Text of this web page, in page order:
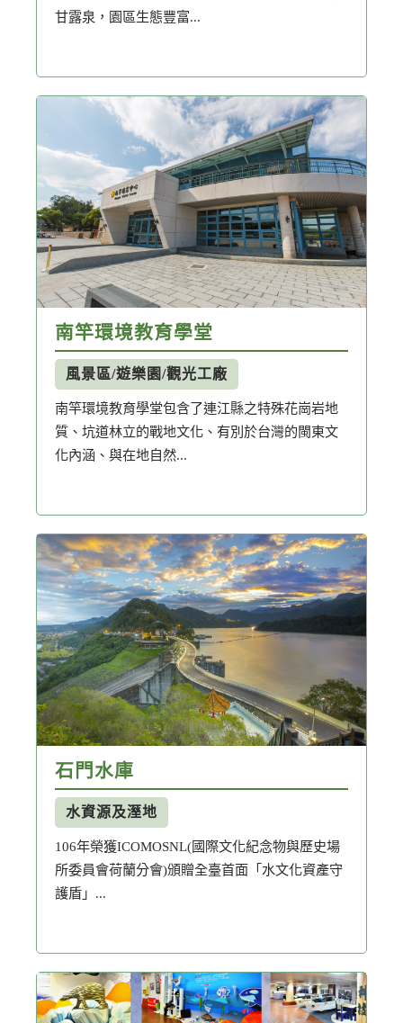
甘露泉，園區生態豐富...
南竿環境教育學堂
風景區/遊樂園/觀光工廠
南竿環境教育學堂包含了連江縣之特殊花崗岩地
質、坑道林立的戰地文化、有別於台灣的閩東文
化內涵、與在地自然...
石門水庫
水資源及溼地
106年榮獲ICOMOSNL(國際文化紀念物與歷史場
所委員會荷蘭分會)頒贈全臺首面「水文化資產守
護盾」...